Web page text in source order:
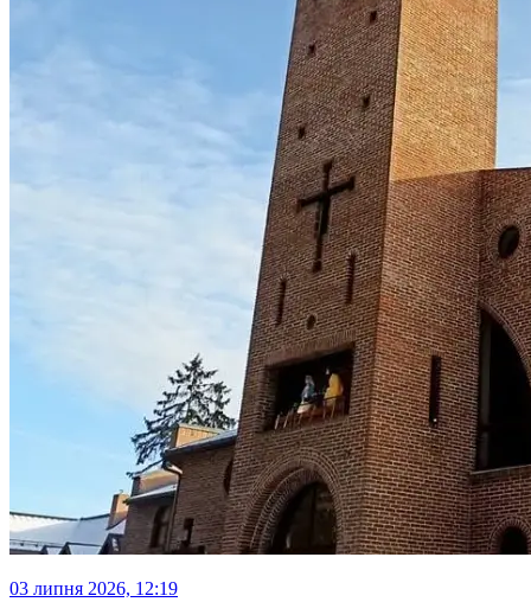
03 липня 2026, 12:19